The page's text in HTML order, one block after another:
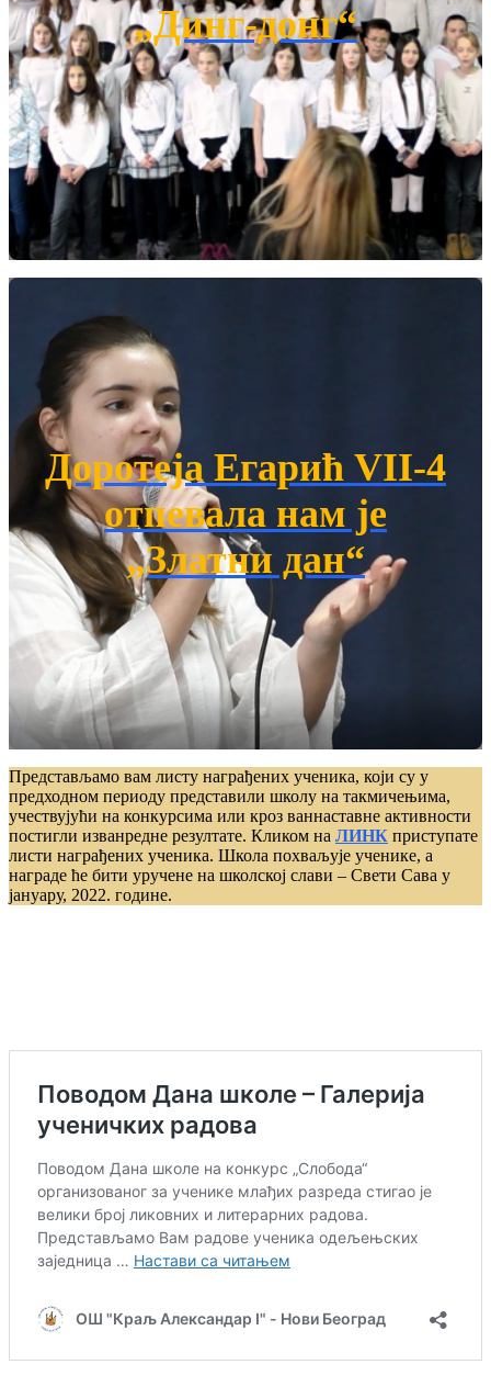
„Динг-донг“
Доротеја Егарић VII-4
отпевала нам је
„Златни дан“
Представљамо вам листу награђених ученика, који су у
предходном периоду представили школу на такмичењима,
учествујући на конкурсима или кроз ваннаставне активности
постигли изванредне резултате. Кликом на ЛИНК приступате
листи награђених ученика. Школа похваљује ученике, а
награде ће бити уручене на школској слави – Свети Сава у
јануару, 2022. године.